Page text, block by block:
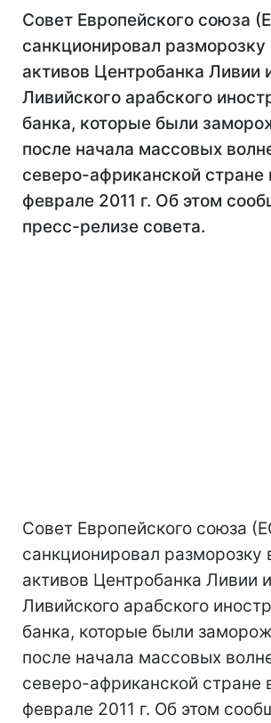
Совет Европейского союза
санкционировал разморозку
активов Центробанка Ливии
Ливийского арабского
банка, которые были
после начала массовых
северо-африканской стране
феврале 2011 г. Об этом
пресс-релизе совета.
Совет Европейского союза
санкционировал разморозку
активов Центробанка Ливии и
Ливийского арабского
банка, которые были
после начала массовых
северо-африканской стране
феврале 2011 г. Об этом